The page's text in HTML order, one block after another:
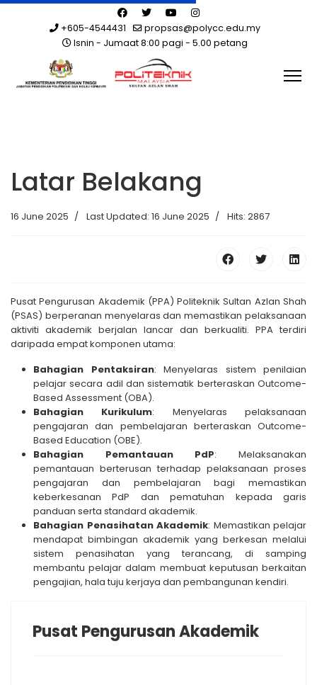
+605-4544431
propsas@polycc.edu.my
Isnin - Jumaat 8:00 pagi - 5.00 petang
Latar Belakang
16 June 2025 Last Updated: 16 June 2025 Hits: 2867
Pusat Pengurusan Akademik (PPA) Politeknik Sultan Azlan Shah
(PSAS) berperanan menyelaras dan memastikan pelaksanaan
aktiviti akademik berjalan lancar dan berkualiti. PPA terdiri
daripada empat komponen utama:
Bahagian Pentaksiran: Menyelaras sistem penilaian
pelajar secara adil dan sistematik berteraskan Outcome-
Based Assessment (OBA).
Bahagian Kurikulum: Menyelaras pelaksanaan
pengajaran dan pembelajaran berteraskan Outcome-
Based Education (OBE).
Bahagian Pemantauan PdP: Melaksanakan
pemantauan berterusan terhadap pelaksanaan proses
pengajaran dan pembelajaran bagi memastikan
keberkesanan PdP dan pematuhan kepada garis
panduan serta standard akademik.
Bahagian Penasihatan Akademik: Memastikan pelajar
mendapat bimbingan akademik yang berkesan melalui
sistem penasihatan yang terancang, di samping
membantu pelajar dalam membuat keputusan berkaitan
pengajian, hala tuju kerjaya dan pembangunan kendiri.
Pusat Pengurusan Akademik